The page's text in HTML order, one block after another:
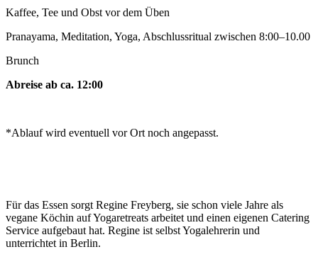
Kaffee, Tee und Obst vor dem Üben
Pranayama, Meditation, Yoga, Abschlussritual zwischen 8:00–10.00
Brunch
Abreise ab ca. 12:00
*Ablauf wird eventuell vor Ort noch angepasst.
Für das Essen sorgt Regine Freyberg, sie schon viele Jahre als
vegane Köchin auf Yogaretreats arbeitet und einen eigenen Catering
Service aufgebaut hat. Regine ist selbst Yogalehrerin und
unterrichtet in Berlin.